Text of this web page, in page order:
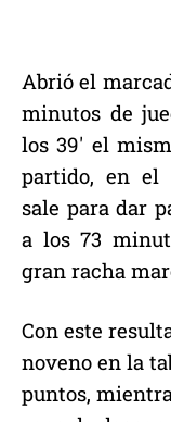
Abrió el
minutos de
los 39′ el
partido, en el
sale para dar
a los 73
gran racha
Con este
noveno en la
puntos,